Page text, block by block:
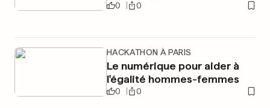
0 0
HACKATHON À PARIS
Le numérique pour aider à
l'égalité hommes-femmes
0 0